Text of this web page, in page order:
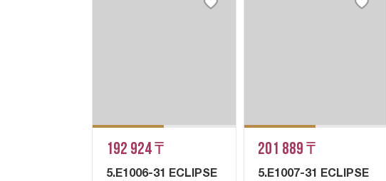
192 924 ₸
5.E1006-31 ECLIPSE
201 889 ₸
5.E1007-31 ECLIPSE